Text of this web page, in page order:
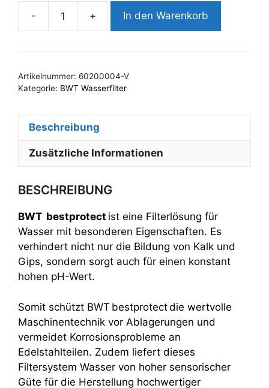
-
BWT
V
Menge
+ In den Warenkorb
Artikelnummer: 60200004-V
Kategorie: BWT Wasserfilter
Beschreibung
Zusätzliche Informationen
BESCHREIBUNG
BWT bestprotect ist eine Filterlösung für
Wasser mit besonderen Eigenschaften. Es
verhindert nicht nur die Bildung von Kalk und
Gips, sondern sorgt auch für einen konstant
hohen pH-Wert.
Somit schützt BWT bestprotect die wertvolle
Maschinentechnik vor Ablagerungen und
vermeidet Korrosionsprobleme an
Edelstahlteilen. Zudem liefert dieses
Filtersystem Wasser von hoher sensorischer
Güte für die Herstellung hochwertiger